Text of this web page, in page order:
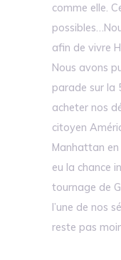
comme elle.
afin de vivre
Nous avons
parade sur la
acheter nos
citoyen
Manhattan
eu la chance
tournage de
l’une de nos
reste pas